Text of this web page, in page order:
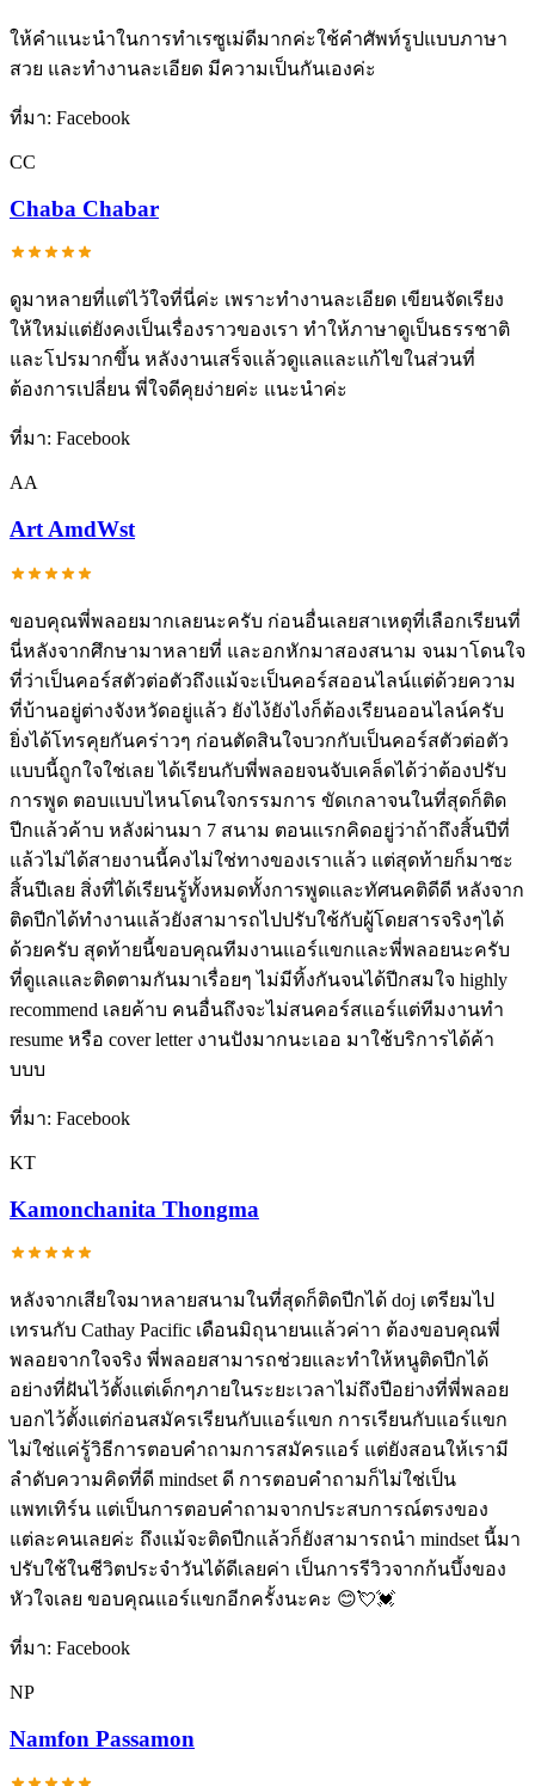
ให้คำแนะนำในการทำเรซูเม่ดีมากค่ะใช้คำศัพท์รูปแบบภาษา
สวย และทำงานละเอียด มีความเป็นกันเองค่ะ
ที่มา: Facebook
CC
Chaba Chabar
ดูมาหลายที่แต่ไว้ใจที่นี่ค่ะ เพราะทำงานละเอียด เขียนจัดเรียง
ให้ใหม่แต่ยังคงเป็นเรื่องราวของเรา ทำให้ภาษาดูเป็นธรรชาติ
และโปรมากขึ้น หลังงานเสร็จแล้วดูแลและแก้ไขในส่วนที่
ต้องการเปลี่ยน พี่ใจดีคุยง่ายค่ะ แนะนำค่ะ
ที่มา: Facebook
AA
Art AmdWst
ขอบคุณพี่พลอยมากเลยนะครับ ก่อนอื่นเลยสาเหตุที่เลือกเรียนที่
นี่หลังจากศึกษามาหลายที่ และอกหักมาสองสนาม จนมาโดนใจ
ที่ว่าเป็นคอร์สตัวต่อตัวถึงแม้จะเป็นคอร์สออนไลน์แต่ด้วยความ
ที่บ้านอยู่ต่างจังหวัดอยู่แล้ว ยังไง้ยังไงก็ต้องเรียนออนไลน์ครับ
ยิ่งได้โทรคุยกันคร่าวๆ ก่อนตัดสินใจบวกกับเป็นคอร์สตัวต่อตัว
แบบนี้ถูกใจใช่เลย ได้เรียนกับพี่พลอยจนจับเคล็ดได้ว่าต้องปรับ
การพูด ตอบแบบไหนโดนใจกรรมการ ขัดเกลาจนในที่สุดก็ติด
ปีกแล้วค้าบ หลังผ่านมา 7 สนาม ตอนแรกคิดอยู่ว่าถ้าถึงสิ้นปีที่
แล้วไม่ได้สายงานนี้คงไม่ใช่ทางของเราแล้ว แต่สุดท้ายก็มาซะ
สิ้นปีเลย สิ่งที่ได้เรียนรู้ทั้งหมดทั้งการพูดและทัศนคติดีดี หลังจาก
ติดปีกได้ทำงานแล้วยังสามารถไปปรับใช้กับผู้โดยสารจริงๆได้
ด้วยครับ สุดท้ายนี้ขอบคุณทีมงานแอร์แขกและพี่พลอยนะครับ
ที่ดูแลและติดตามกันมาเรื่อยๆ ไม่มีทิ้งกันจนได้ปีกสมใจ highly
recommend เลยค้าบ คนอื่นถึงจะไม่สนคอร์สแอร์แต่ทีมงานทำ
resume หรือ cover letter งานปังมากนะเออ มาใช้บริการได้ค้า
บบบ
ที่มา: Facebook
KT
Kamonchanita Thongma
หลังจากเสียใจมาหลายสนามในที่สุดก็ติดปีกได้ doj เตรียมไป
เทรนกับ Cathay Pacific เดือนมิถุนายนแล้วค่าา ต้องขอบคุณพี่
พลอยจากใจจริง พี่พลอยสามารถช่วยและทำให้หนูติดปีกได้
อย่างที่ฝันไว้ตั้งแต่เด็กๆภายในระยะเวลาไม่ถึงปีอย่างที่พี่พลอย
บอกไว้ตั้งแต่ก่อนสมัครเรียนกับแอร์แขก การเรียนกับแอร์แขก
ไม่ใช่แค่รู้วิธีการตอบคำถามการสมัครแอร์ แต่ยังสอนให้เรามี
ลำดับความคิดที่ดี mindset ดี การตอบคำถามก็ไม่ใช่เป็น
แพทเทิร์น แต่เป็นการตอบคำถามจากประสบการณ์ตรงของ
แต่ละคนเลยค่ะ ถึงแม้จะติดปีกแล้วก็ยังสามารถนำ mindset นี้มา
ปรับใช้ในชีวิตประจำวันได้ดีเลยค่า เป็นการรีวิวจากก้นบึ้งของ
หัวใจเลย ขอบคุณแอร์แขกอีกครั้งนะคะ 😊💘💓
ที่มา: Facebook
NP
Namfon Passamon